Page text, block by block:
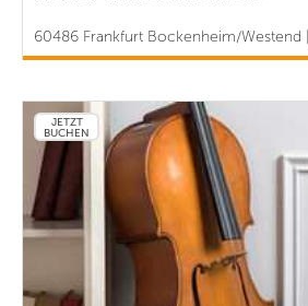
60486 Frankfurt Bockenheim/Westend
JETZT
BUCHEN